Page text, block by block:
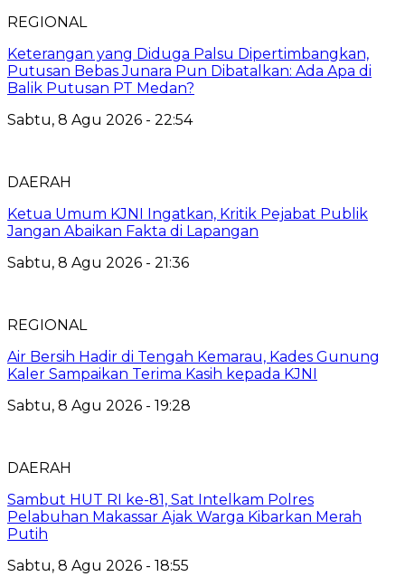
REGIONAL
Keterangan yang Diduga Palsu Dipertimbangkan,
Putusan Bebas Junara Pun Dibatalkan: Ada Apa di
Balik Putusan PT Medan?
Sabtu, 8 Agu 2026 - 22:54
DAERAH
Ketua Umum KJNI Ingatkan, Kritik Pejabat Publik
Jangan Abaikan Fakta di Lapangan
Sabtu, 8 Agu 2026 - 21:36
REGIONAL
Air Bersih Hadir di Tengah Kemarau, Kades Gunung
Kaler Sampaikan Terima Kasih kepada KJNI
Sabtu, 8 Agu 2026 - 19:28
DAERAH
Sambut HUT RI ke-81, Sat Intelkam Polres
Pelabuhan Makassar Ajak Warga Kibarkan Merah
Putih
Sabtu, 8 Agu 2026 - 18:55